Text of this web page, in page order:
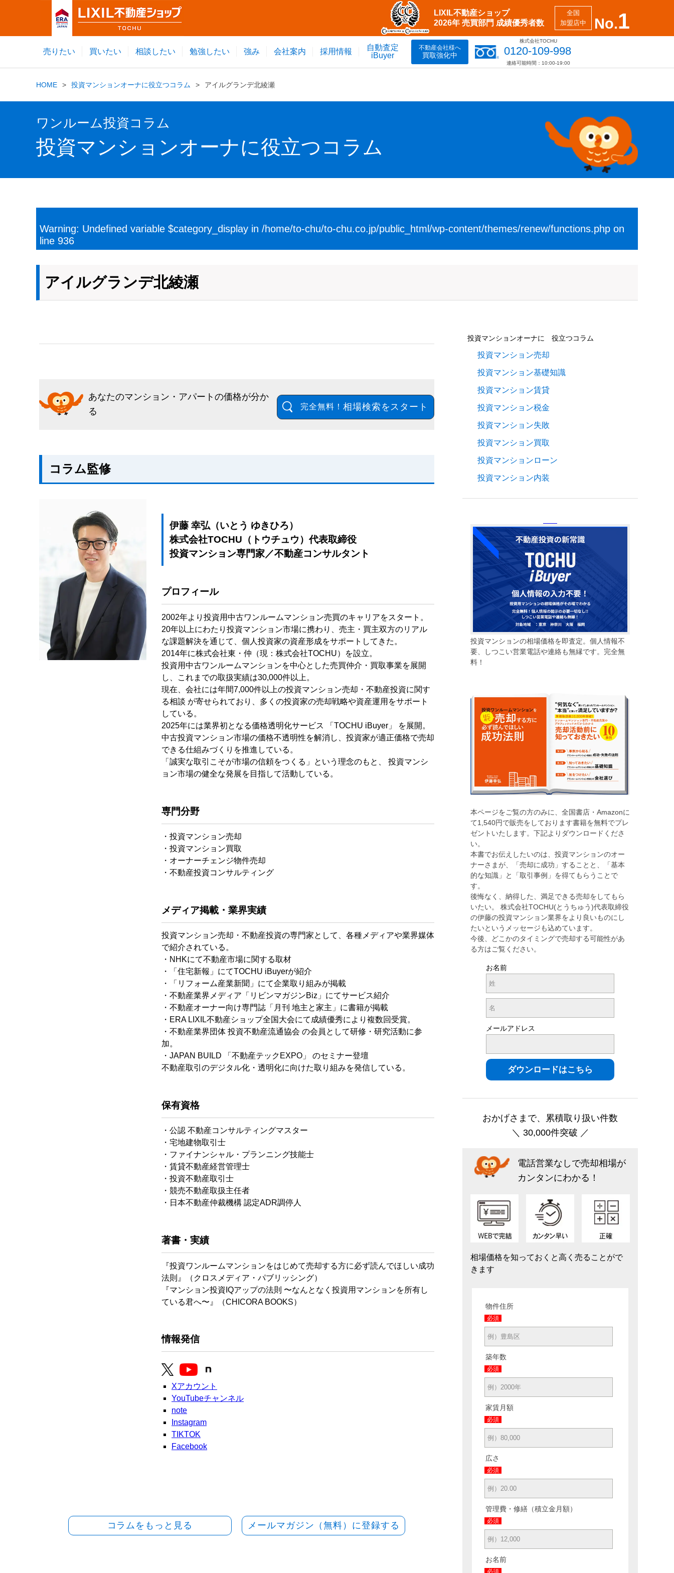
No.1
全国
加盟店中
LIXIL不動産ショップ
2026年 売買部門 成績優秀者数
売りたい 買いたい 相談したい 勉強したい 強み 会社案内 採用情報
自動査定
iBuyer
不動産会社様へ
買取強化中
株式会社TOCHU
0120-109-998
連絡可能時間：10:00-19:00
HOME 投資マンションオーナに役立つコラム アイルグランデ北綾瀬
ワンルーム投資コラム
投資マンションオーナに役立つコラム
Warning: Undefined variable $category_display in /home/to-chu/to-chu.co.jp/public_html/wp-content/themes/renew/functions.php on
line 936
アイルグランデ北綾瀬
あなたのマンション・アパートの価格が分か
る
完全無料！ 相場検索をスタート
コラム監修
伊藤 幸弘（いとう ゆきひろ）
株式会社TOCHU（トウチュウ）代表取締役
投資マンション専門家／不動産コンサルタント
プロフィール
2002年より投資用中古ワンルームマンション売買のキャリアをスタート。
20年以上にわたり投資マンション市場に携わり、売主・買主双方のリアル
な課題解決を通じて、個人投資家の資産形成をサポートしてきた。
2014年に株式会社東・仲（現：株式会社TOCHU）を設立。
投資用中古ワンルームマンションを中心とした売買仲介・買取事業を展開
し、これまでの取扱実績は30,000件以上。
現在、会社には年間7,000件以上の投資マンション売却・不動産投資に関す
る相談 が寄せられており、多くの投資家の売却戦略や資産運用をサポート
している。
2025年には業界初となる価格透明化サービス 「TOCHU iBuyer」 を展開。
中古投資マンション市場の価格不透明性を解消し、投資家が適正価格で売却
できる仕組みづくりを推進している。
「誠実な取引こそが市場の信頼をつくる」という理念のもと、 投資マンシ
ョン市場の健全な発展を目指して活動している。
専門分野
・投資マンション売却
・投資マンション買取
・オーナーチェンジ物件売却
・不動産投資コンサルティング
メディア掲載・業界実績
投資マンション売却・不動産投資の専門家として、各種メディアや業界媒体
で紹介されている。
・NHKにて不動産市場に関する取材
・「住宅新報」にてTOCHU iBuyerが紹介
・「リフォーム産業新聞」にて企業取り組みが掲載
・不動産業界メディア「リビンマガジンBiz」にてサービス紹介
・不動産オーナー向け専門誌「月刊 地主と家主」に書籍が掲載
・ERA LIXIL不動産ショップ全国大会にて成績優秀により複数回受賞。
・不動産業界団体 投資不動産流通協会 の会員として研修・研究活動に参
加。
・JAPAN BUILD 「不動産テックEXPO」 のセミナー登壇
不動産取引のデジタル化・透明化に向けた取り組みを発信している。
保有資格
・公認 不動産コンサルティングマスター
・宅地建物取引士
・ファイナンシャル・プランニング技能士
・賃貸不動産経営管理士
・投資不動産取引士
・競売不動産取扱主任者
・日本不動産仲裁機構 認定ADR調停人
著書・実績
『投資ワンルームマンションをはじめて売却する方に必ず読んでほしい成功
法則』（クロスメディア・パブリッシング）
『マンション投資IQアップの法則 〜なんとなく投資用マンションを所有し
ている君へ〜』（CHICORA BOOKS）
情報発信
Xアカウント
YouTubeチャンネル
note
Instagram
TIKTOK
Facebook
コラムをもっと見る メールマガジン（無料）に登録する
投資マンションオーナに 役立つコラム
投資マンション売却
投資マンション基礎知識
投資マンション賃貸
投資マンション税金
投資マンション失敗
投資マンション買取
投資マンションローン
投資マンション内装
投資マンションの相場価格を即査定。個人情報不
要、しつこい営業電話や連絡も無縁です。完全無
料！
本ページをご覧の方のみに、全国書店・Amazonに
て1,540円で販売をしております書籍を無料でプレ
ゼントいたします。下記よりダウンロードくださ
い。
本書でお伝えしたいのは、投資マンションのオー
ナーさまが、「売却に成功」することと、「基本
的な知識」と「取引事例」を得てもらうことで
す。
後悔なく、納得した、満足できる売却をしてもら
いたい。 株式会社TOCHU(とうちゅう)代表取締役
の伊藤の投資マンション業界をより良いものにし
たいというメッセージも込めています。
今後、どこかのタイミングで売却する可能性があ
る方はご覧ください。
お名前
メールアドレス
おかげさまで、累積取り扱い件数
＼ 30,000件突破 ／
電話営業なしで売却相場が
カンタンにわかる！
相場価格を知っておくと高く売ることがで
きます
物件住所
必須
築年数
必須
家賃月額
必須
広さ
必須
管理費・修繕（積立金月額）
必須
お名前
必須